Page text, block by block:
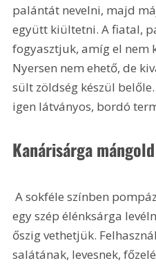
palántát nevelni, majd
együtt kiültetni. A fiatal,
fogyasztjuk, amíg el nem
Nyersen nem ehető, de
sült zöldség készül
igen látványos, bordó
Kanárisárga mángold
A sokféle színben pompázó mángoldok közül ez
egy szép élénksárga
őszig vethetjük.
salátának, levesnek,